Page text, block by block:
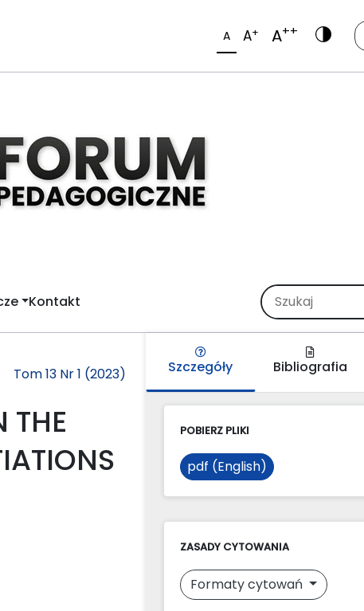
A A+ A++
Kontakt
Tom 13 Nr 1 (2023)
THE
Szczegóły Bibliografia
POBIERZ PLIKI
pdf (English)
ZASADY CYTOWANIA
Formaty cytowań